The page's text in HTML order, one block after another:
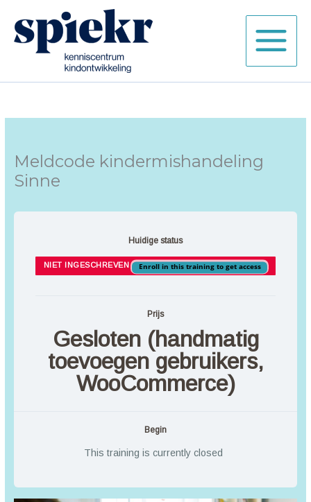
naar
Meldcode kindermishandeling
Sinne
Huidige status
NIET INGESCHREVEN Enroll in this training to get access
Prijs
Gesloten (handmatig
toevoegen gebruikers,
WooCommerce)
Begin
This training is currently closed